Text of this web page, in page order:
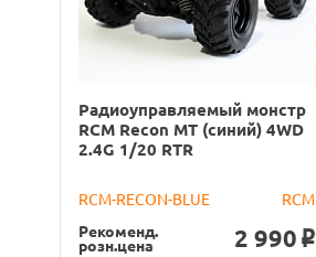
Радиоуправляемый монстр
RCM Recon MT (синий) 4WD
2.4G 1/20 RTR
RCM-RECON-BLUE
RCM
Рекоменд.
розн.цена 2 990 o